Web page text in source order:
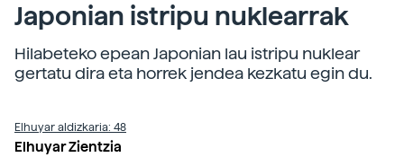
Japonian istripu nuklearrak
Hilabeteko epean Japonian lau istripu nuklear
gertatu dira eta horrek jendea kezkatu egin du.
Elhuyar aldizkaria: 48
Elhuyar Zientzia